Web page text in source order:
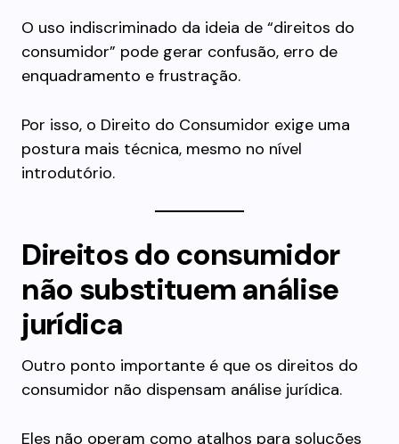
O uso indiscriminado da ideia de “direitos do
consumidor” pode gerar confusão, erro de
enquadramento e frustração.
Por isso, o Direito do Consumidor exige uma
postura mais técnica, mesmo no nível
introdutório.
Direitos do consumidor
não substituem análise
jurídica
Outro ponto importante é que os direitos do
consumidor não dispensam análise jurídica.
Eles não operam como atalhos para soluções